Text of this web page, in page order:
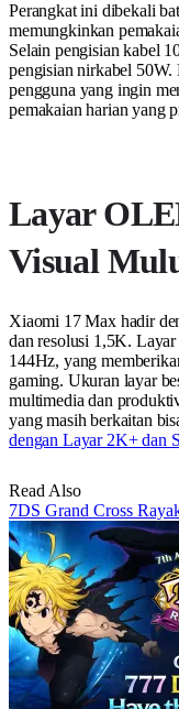
Perangkat ini dibekali
memungkinkan
Selain pengisian kabel
pengisian nirkabel
pengguna yang ingin
pemakaian harian yang
Layar
Visual
Xiaomi 17 Max hadir
dan resolusi 1,5K.
144Hz, yang
gaming. Ukuran layar
multimedia dan
yang masih berkaitan
dengan Layar 2K+ dan
Read Also
7DS Grand Cross